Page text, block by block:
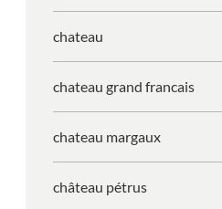
chateau
chateau grand francais
chateau margaux
château pétrus